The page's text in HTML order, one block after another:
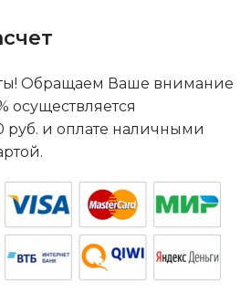
Обращаем Ваше внимание
осуществляется
руб. и оплате наличными